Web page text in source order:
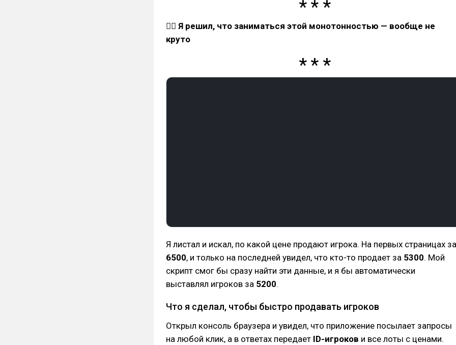
☝🏻 Я решил, что заниматься этой монотонностью — вообще не
круто
Я листал и искал, по какой цене продают игрока. На первых страницах за
6500, и только на последней увидел, что кто-то продает за 5300. Мой
скрипт смог бы сразу найти эти данные, и я бы автоматически
выставлял игроков за 5200.
Что я сделал, чтобы быстро продавать игроков
Открыл консоль браузера и увидел, что приложение посылает запросы
на любой клик, а в ответах передает ID-игроков и все лоты с ценами.